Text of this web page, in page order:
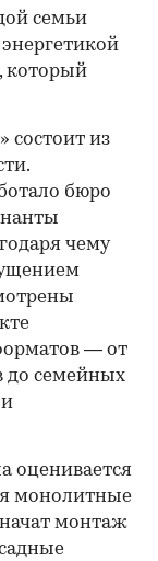
семьи
который
состоит из
бюро
чему
— от
до семейных
оценивается
монолитные
монтаж